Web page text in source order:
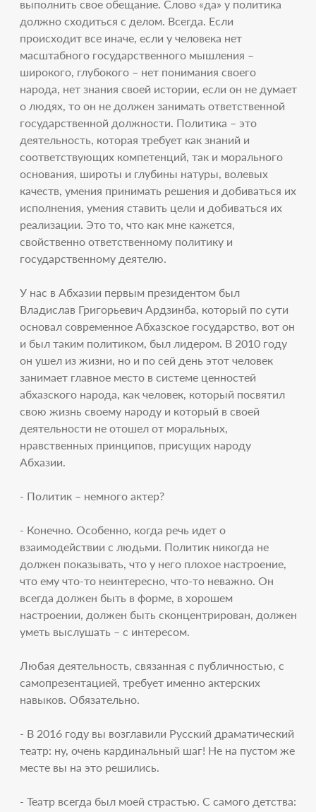
выполнить свое обещание. Слово «да» у политика
должно сходиться с делом. Всегда. Если
происходит все иначе, если у человека нет
масштабного государственного мышления –
широкого, глубокого – нет понимания своего
народа, нет знания своей истории, если он не думает
о людях, то он не должен занимать ответственной
государственной должности. Политика – это
деятельность, которая требует как знаний и
соответствующих компетенций, так и морального
основания, широты и глубины натуры, волевых
качеств, умения принимать решения и добиваться их
исполнения, умения ставить цели и добиваться их
реализации. Это то, что как мне кажется,
свойственно ответственному политику и
государственному деятелю.
У нас в Абхазии первым президентом был
Владислав Григорьевич Ардзинба, который по сути
основал современное Абхазское государство, вот он
и был таким политиком, был лидером. В 2010 году
он ушел из жизни, но и по сей день этот человек
занимает главное место в системе ценностей
абхазского народа, как человек, который посвятил
свою жизнь своему народу и который в своей
деятельности не отошел от моральных,
нравственных принципов, присущих народу
Абхазии.
- Политик – немного актер?
- Конечно. Особенно, когда речь идет о
взаимодействии с людьми. Политик никогда не
должен показывать, что у него плохое настроение,
что ему что-то неинтересно, что-то неважно. Он
всегда должен быть в форме, в хорошем
настроении, должен быть сконцентрирован, должен
уметь выслушать – с интересом.
Любая деятельность, связанная с публичностью, с
самопрезентацией, требует именно актерских
навыков. Обязательно.
- В 2016 году вы возглавили Русский драматический
театр: ну, очень кардинальный шаг! Не на пустом же
месте вы на это решились.
- Театр всегда был моей страстью. С самого детства: